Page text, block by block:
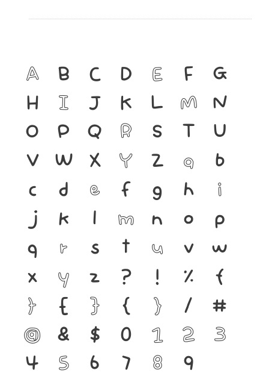
A B C D E F
G
H
I J K L M N
O
P Q R S T
U
V W X Y Z a
b
c
d e f g h
i
j
k l m n o
p
q
r s t u v w
x
y z ? ! %
(
)
[ ] { } /
#
@ & $ 0 1 2
3
4
5 6 7 8 9